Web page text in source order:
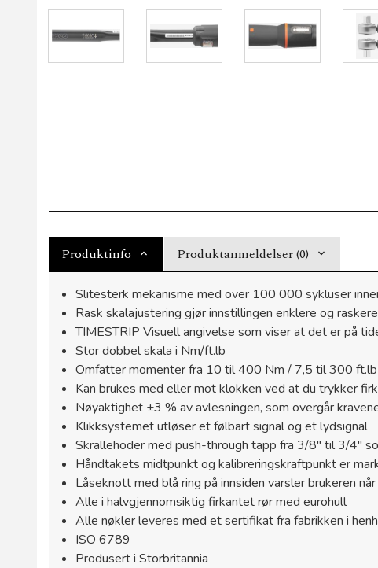
Produktinfo Produktanmeldelser (0)
Slitesterk mekanisme med over 100 000 sykluser
Rask skalajustering gjør innstillingen enklere og raskere
TIMESTRIP Visuell angivelse som viser at det er på
Stor dobbel skala i Nm/ft.lb
Omfatter momenter fra 10 til 400 Nm / 7,5 til 300 ft.lb
Kan brukes med eller mot klokken ved at du trykker
Nøyaktighet ±3 % av avlesningen, som overgår
Klikksystemet utløser et følbart signal og et lydsignal
Skrallehoder med push-through tapp fra 3/8" til 3/4"
Håndtakets midtpunkt og kalibreringskraftpunkt er
Låseknott med blå ring på innsiden varsler brukeren
Alle i halvgjennomsiktig firkantet rør med eurohull
Alle nøkler leveres med et sertifikat fra fabrikken i
ISO 6789
Produsert i Storbritannia